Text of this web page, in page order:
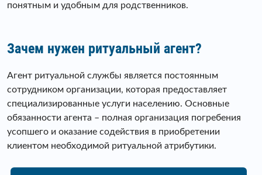
понятным и удобным для родственников.
Зачем нужен ритуальный агент?
Агент ритуальной службы является постоянным
сотрудником организации, которая предоставляет
специализированные услуги населению. Основные
обязанности агента – полная организация погребения
усопшего и оказание содействия в приобретении
клиентом необходимой ритуальной атрибутики.